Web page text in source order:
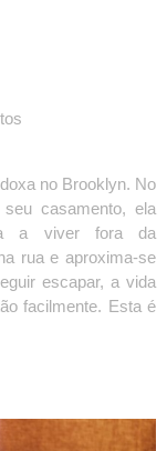
no Brooklyn. No
casamento, ela
a viver fora da
rua e aproxima-se
escapar, a vida
facilmente. Esta é